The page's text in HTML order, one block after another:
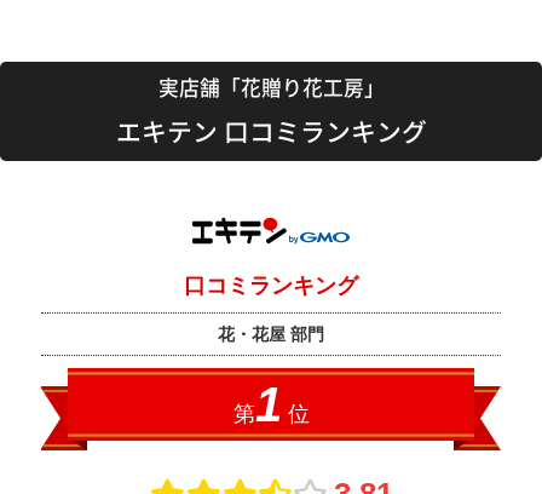
実店舗「花贈り花工房」
エキテン 口コミランキング